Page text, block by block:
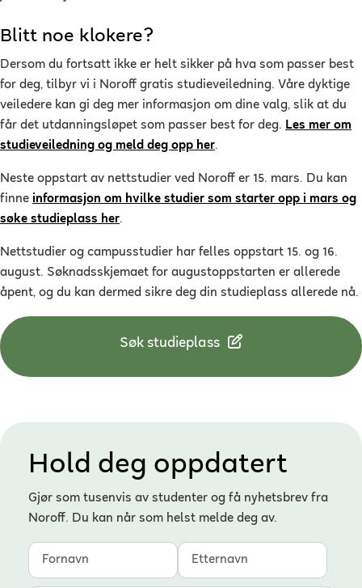
Blitt noe klokere?
Dersom du fortsatt ikke er helt sikker på hva som passer best
for deg, tilbyr vi i Noroff gratis studieveiledning. Våre dyktige
veiledere kan gi deg mer informasjon om dine valg, slik at du
får det utdanningsløpet som passer best for deg. Les mer om
studieveiledning og meld deg opp her.
Neste oppstart av nettstudier ved Noroff er 15. mars. Du kan
finne informasjon om hvilke studier som starter opp i mars og
søke studieplass her.
Nettstudier og campusstudier har felles oppstart 15. og 16.
august. Søknadsskjemaet for augustoppstarten er allerede
åpent, og du kan dermed sikre deg din studieplass allerede nå.
Søk studieplass
Hold deg oppdatert
Gjør som tusenvis av studenter og få nyhetsbrev fra
Noroff. Du kan når som helst melde deg av.
Fornavn
Etternavn